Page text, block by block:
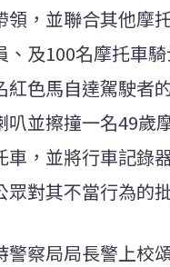
領，並聯合其他摩
、及100名摩托車
紅色馬自達駕駛者
叭並擦撞一名49歲
車，並將行車記錄
對其不當行為的
警察局局長警上校